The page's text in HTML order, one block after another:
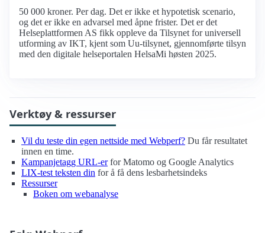
50 000 kroner. Per dag. Det er ikke et hypotetisk scenario,
og det er ikke en advarsel med åpne frister. Det er det
Helseplattformen AS fikk oppleve da Tilsynet for universell
utforming av IKT, kjent som Uu-tilsynet, gjennomførte tilsyn
med den digitale helseportalen HelsaMi høsten 2025.
Verktøy & ressurser
Vil du teste din egen nettside med Webperf? Du får resultatet
innen en time.
Kampanjetagg URL-erfor Matomo og Google Analytics
LIX-test teksten din for å få dens lesbarhetsindeks
Ressurser
Boken om webanalyse